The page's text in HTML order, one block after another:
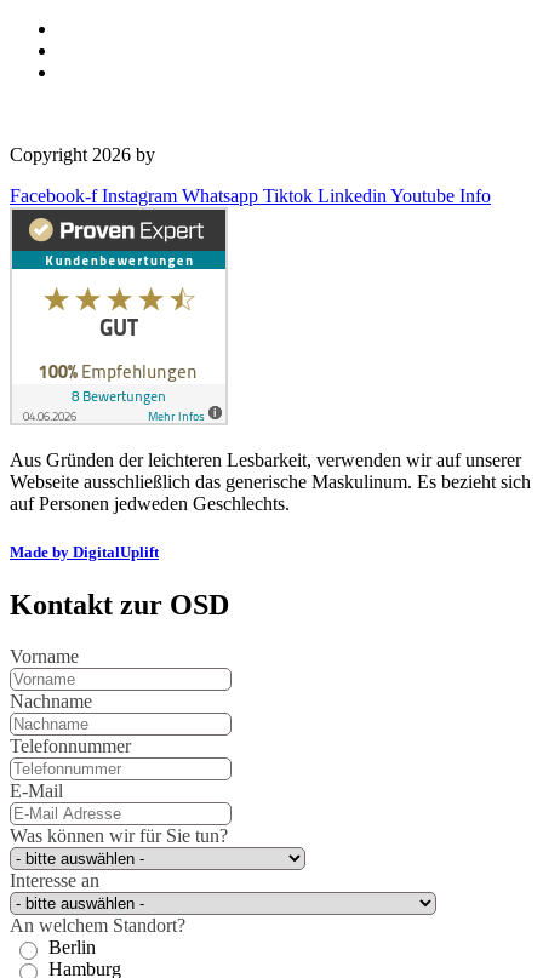
Copyright 2026 by
Facebook-f Instagram Whatsapp Tiktok LinkedinYoutube Info
Aus Gründen der leichteren Lesbarkeit, verwenden wir auf unserer
Webseite ausschließlich das generische Maskulinum. Es bezieht sich
auf Personen jedweden Geschlechts.
Made by DigitalUplift
Kontakt zur OSD
Vorname
Nachname
Telefonnummer
E-Mail
Was können wir für Sie tun?
Interesse an
An welchem Standort?
Berlin
Hamburg